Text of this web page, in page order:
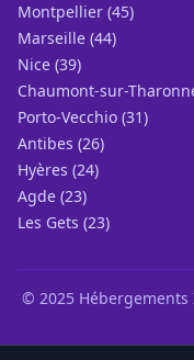
Montpellier (45)
Marseille (44)
Nice (39)
Chaumont-sur-
Porto-Vecchio (31)
Antibes (26)
Hyères (24)
Agde (23)
Les Gets (23)
© 2025 Hébergements